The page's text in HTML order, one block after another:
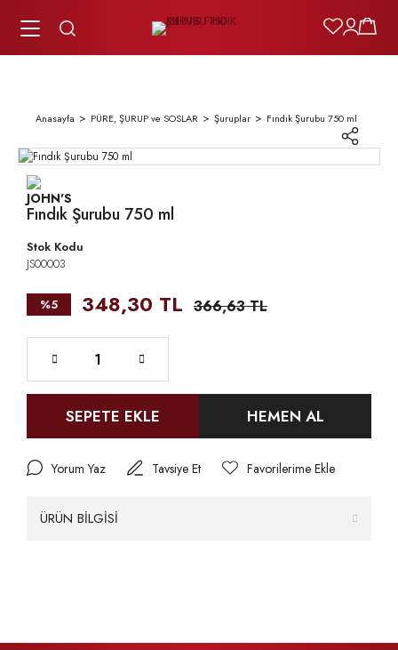
Anasayfa PÜRE, ŞURUP ve SOSLAR Şuruplar Fındık Şurubu 750 ml
Fındık Şurubu 750 ml
Stok Kodu
JS00003
%5 348,30 TL 366,63 TL
SEPETE EKLE HEMEN AL
Yorum Yaz Tavsiye Et
ÜRÜN BİLGİSİ